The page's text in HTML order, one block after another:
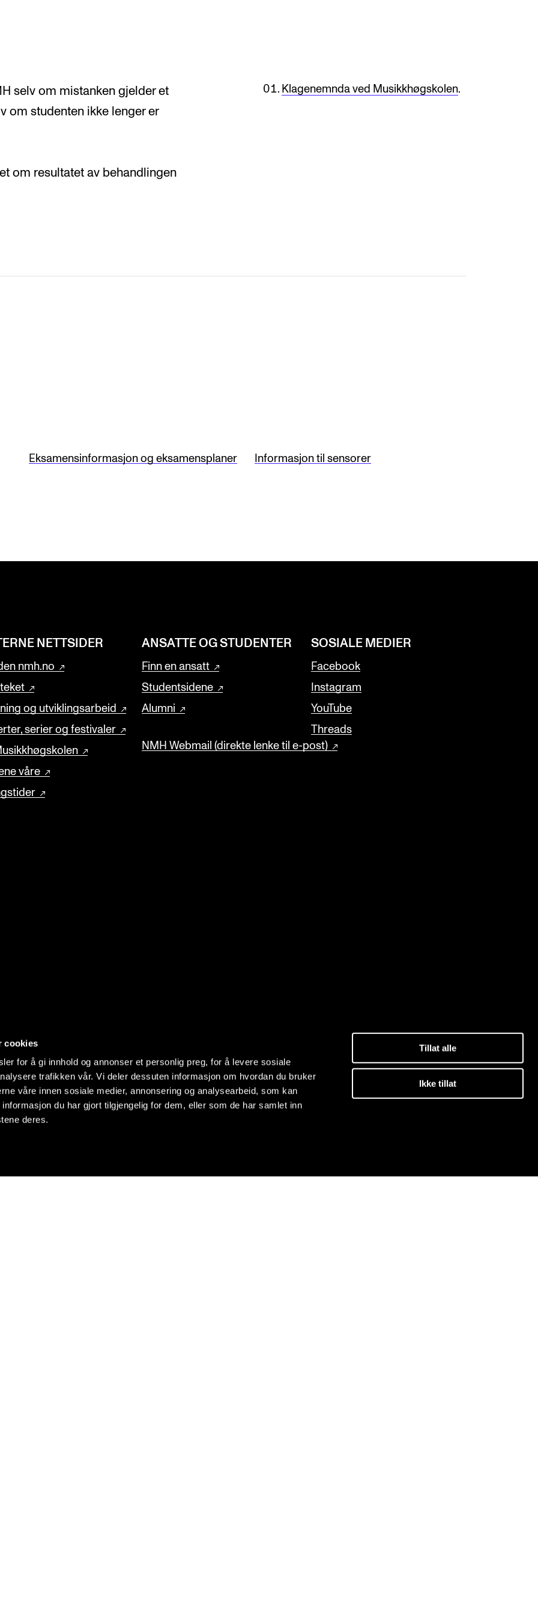
cookies
for å gi innhold og annonser et personlig preg, for å levere sosiale
trafikken vår. Vi deler dessuten informasjon om hvordan du bruker
våre innen sosiale medier, annonsering og analysearbeid, som kan
du har gjort tilgjengelig for dem, eller som de har samlet inn
deres.
Tillat alle
Ikke tillat
selv om mistanken gjelder et
om studenten ikke lenger er
om resultatet av behandlingen
Klagenemnda ved Musikkhøgskolen.
Eksamensinformasjon og eksamensplaner
Informasjon til sensorer
NETTSIDER
nmh.no
og utviklingsarbeid
serier og festivaler
våre
ANSATTE OG STUDENTER
Finn en ansatt
Studentsidene
Alumni
NMH Webmail (direkte lenke til e-post)
SOSIALE MEDIER
Facebook
Instagram
YouTube
Threads